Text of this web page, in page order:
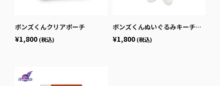
ボンズくんクリアポーチ
¥1,800 (税込)
ボンズくんぬいぐるみキーチェーン
¥1,800 (税込)